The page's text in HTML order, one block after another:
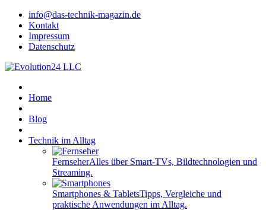
info@das-technik-magazin.de
Kontakt
Impressum
Datenschutz
Home
Blog
Technik im Alltag
FernseherAlles über Smart-TVs, Bildtechnologien und
Streaming.
Smartphones & TabletsTipps, Vergleiche und
praktische Anwendungen im Alltag.